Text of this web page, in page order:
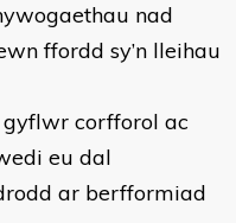
nad
ffordd sy’n lleihau
corfforol ac
eu dal
ar berfformiad